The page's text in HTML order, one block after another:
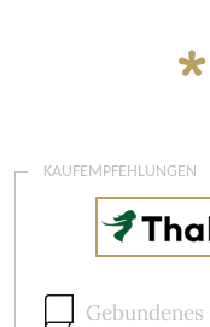
KAUFEMPFEHLUNGEN
Gebundenes